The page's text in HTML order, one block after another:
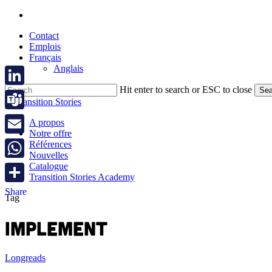
Skip
main
content
Contact
Emplois
Français
Anglais
Hit enter to search or ESC to close
Close
Search
Menu
A propos
Notre offre
Références
Nouvelles
Catalogue
Transition Stories Academy
Tag
IMPLEMENT
L’importance
Longreads
LinkedIn
Teams
Email
WhatsApp
Share